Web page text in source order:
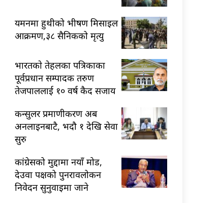
यमनमा हुथीको भीषण मिसाइल
आक्रमण,३८ सैनिकको मृत्यु
भारतकाे तेहलका पत्रिकाका
पूर्वप्रधान सम्पादक तरुण
तेजपाललाई १० वर्ष कैद सजाय
कन्सुलर प्रमाणीकरण अब
अनलाइनबाटै, भदौ १ देखि सेवा
सुरु
कांग्रेसको मुद्दामा नयाँ मोड,
देउवा पक्षको पुनरावलोकन
निवेदन सुनुवाइमा जाने